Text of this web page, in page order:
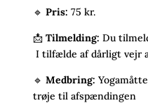
🔹 Pris: 75 kr.
📩 Tilmelding: Du
I tilfælde af dårligt vejr
🔹 Medbring:
trøje til afspændingen